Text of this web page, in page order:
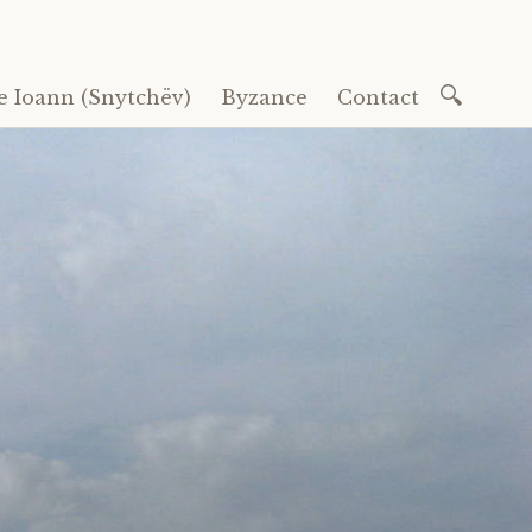
Ioann (Snytchëv) Byzance Contact